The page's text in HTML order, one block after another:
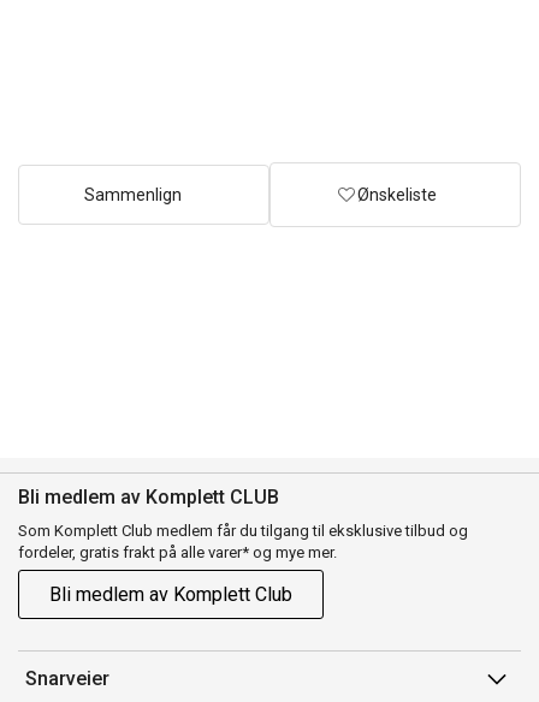
Sammenlign Ønskeliste
Bli medlem av Komplett CLUB
Som Komplett Club medlem får du tilgang til eksklusive tilbud og
fordeler, gratis frakt på alle varer* og mye mer.
Bli medlem av Komplett Club
Snarveier